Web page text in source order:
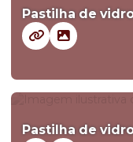
Pastilha de
Pastilha de